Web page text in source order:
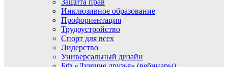
Инклюзивное образование
Профориентация
Трудоустройство
Спорт для всех
Лидерство
Универсальный дизайн